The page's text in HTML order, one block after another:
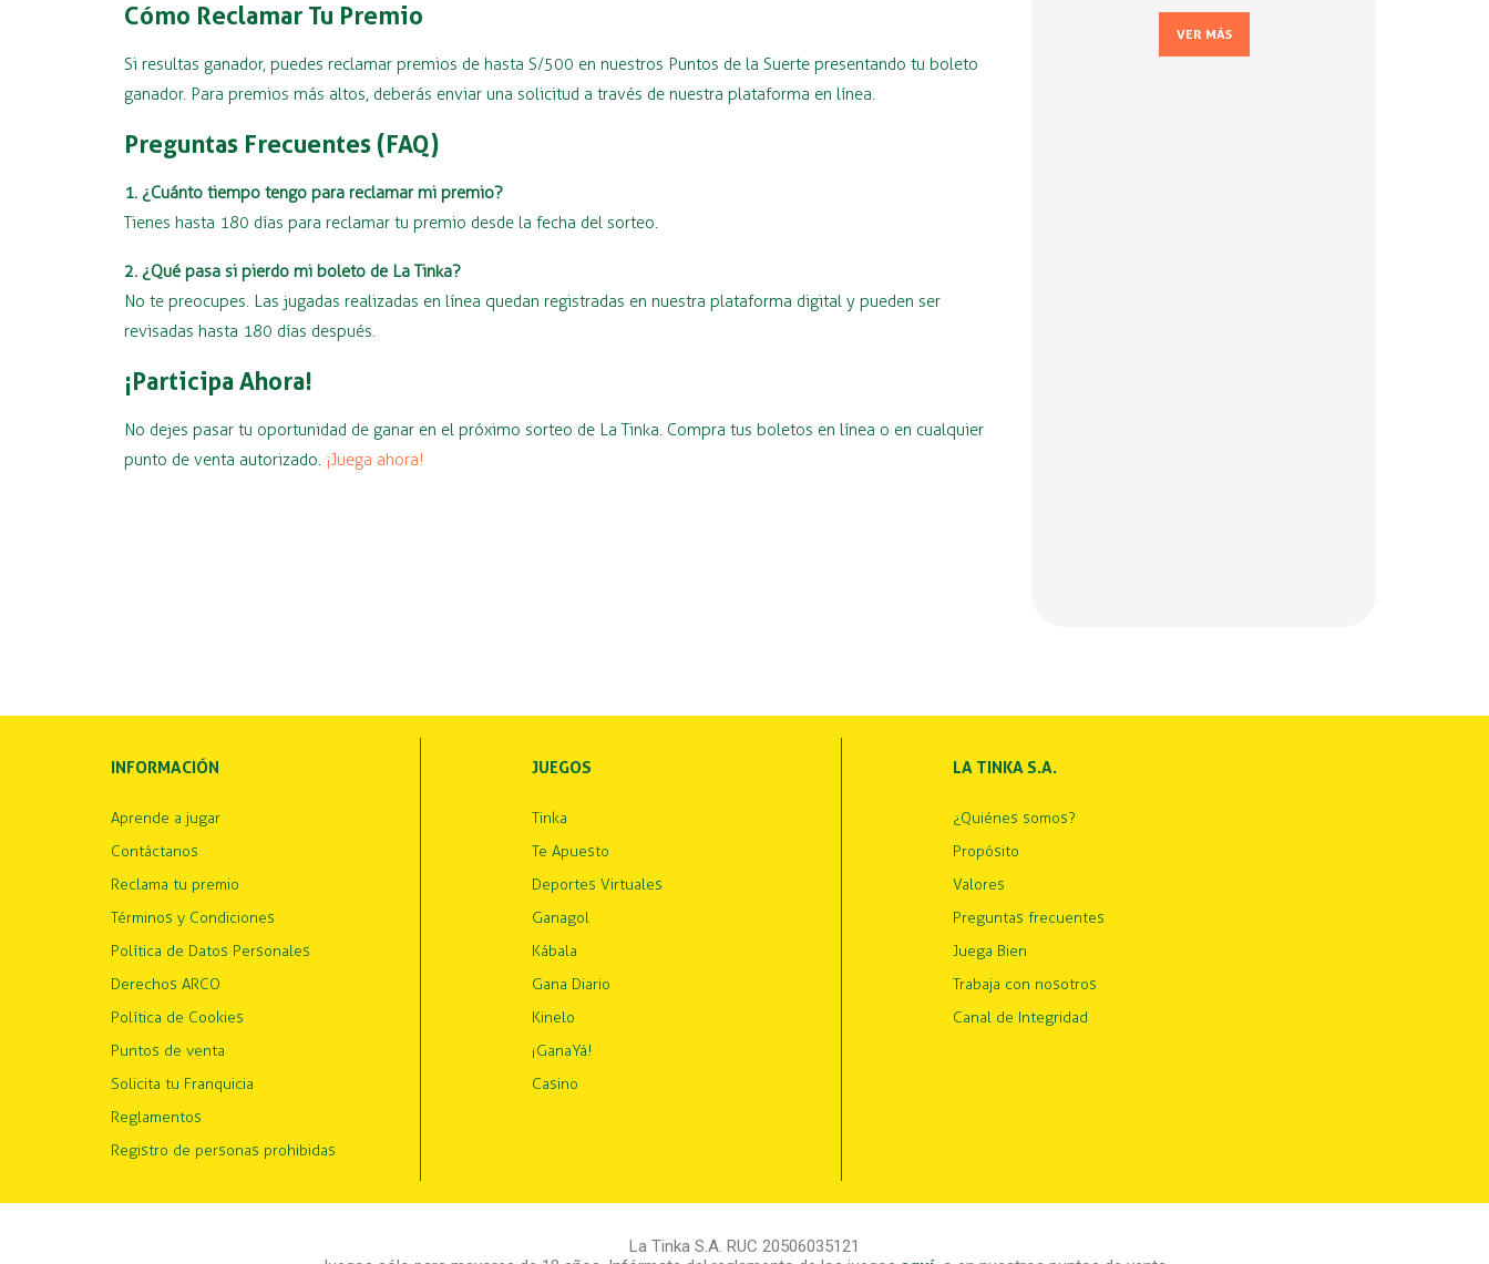
Cómo Reclamar Tu Premio
Si resultas ganador, puedes reclamar premios de hasta S/500 en nuestros Puntos de la Suerte presentando tu boleto
ganador. Para premios más altos, deberás enviar una solicitud a través de nuestra plataforma en línea.
Preguntas Frecuentes (FAQ)
1. ¿Cuánto tiempo tengo para reclamar mi premio?
Tienes hasta 180 días para reclamar tu premio desde la fecha del sorteo.
2. ¿Qué pasa si pierdo mi boleto de La Tinka?
No te preocupes. Las jugadas realizadas en línea quedan registradas en nuestra plataforma digital y pueden ser
revisadas hasta 180 días después.
¡Participa Ahora!
No dejes pasar tu oportunidad de ganar en el próximo sorteo de La Tinka. Compra tus boletos en línea o en cualquier
punto de venta autorizado. ¡Juega ahora!
VER MÁS
INFORMACIÓN
Aprende a jugar
Contáctanos
Reclama tu premio
Términos y Condiciones
Política de Datos Personales
Derechos ARCO
Política de Cookies
Puntos de venta
Solicita tu Franquicia
Reglamentos
Registro de personas prohibidas
JUEGOS
Tinka
Te Apuesto
Deportes Virtuales
Ganagol
Kábala
Gana Diario
Kinelo
¡GanaYá!
Casino
LA TINKA S.A.
¿Quiénes somos?
Propósito
Valores
Preguntas frecuentes
Juega Bien
Trabaja con nosotros
Canal de Integridad
La Tinka S.A. RUC 20506035121